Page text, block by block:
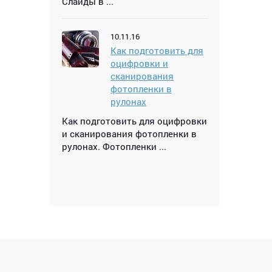
10.11.16
Как подготовить для
оцифровки и
сканирования
фотопленки в
рулонах
Как подготовить для оцифровки
и сканирования фотопленки в
рулонах. Фотопленки ...